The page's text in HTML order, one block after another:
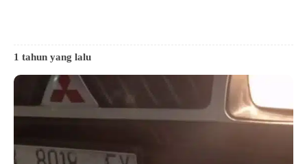
1 tahun yang lalu